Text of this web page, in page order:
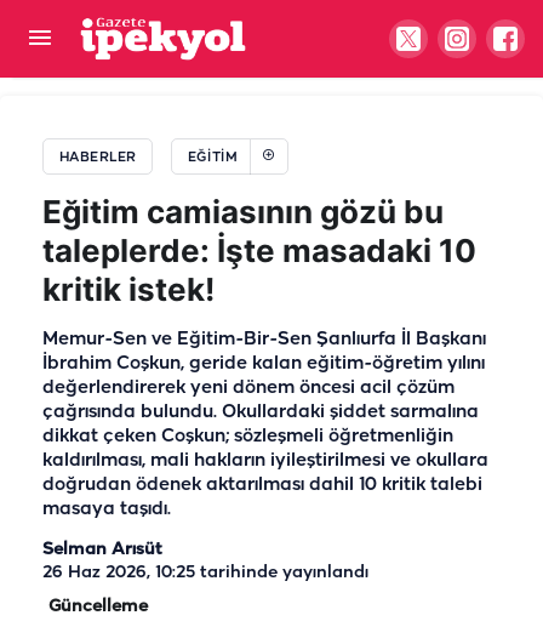
HABERLER EĞITIM
Eğitim camiasının gözü bu
taleplerde: İşte masadaki 10
kritik istek!
Memur-Sen ve Eğitim-Bir-Sen Şanlıurfa İl Başkanı
İbrahim Coşkun, geride kalan eğitim-öğretim yılını
değerlendirerek yeni dönem öncesi acil çözüm
çağrısında bulundu. Okullardaki şiddet sarmalına
dikkat çeken Coşkun; sözleşmeli öğretmenliğin
kaldırılması, mali hakların iyileştirilmesi ve okullara
doğrudan ödenek aktarılması dahil 10 kritik talebi
masaya taşıdı.
Selman Arısüt
26 Haz 2026, 10:25 tarihinde yayınlandı
Güncelleme
Şanlıurfalı gençler için büyük gün geldi: Süreç